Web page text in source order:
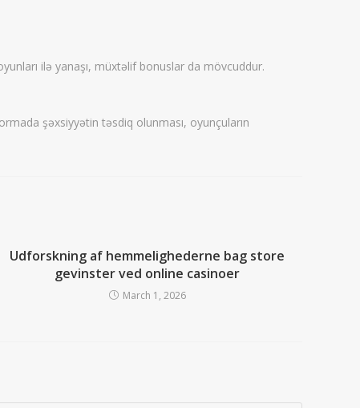
ilə yanaşı, müxtəlif bonuslar da mövcuddur.
şəxsiyyətin təsdiq olunması, oyunçuların
Udforskning af hemmelighederne bag store
gevinster ved online casinoer
March 1, 2026